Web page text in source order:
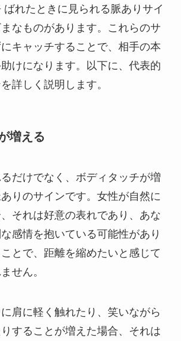
ばれたときに見られる脈ありサイ
なものがあります。これらのサ
キャッチすることで、相手の本
けになります。以下に、代表的
詳しく説明します。
増える
るだけでなく、ボディタッチが増
りのサインです。女性が自然に
それは好意の表れであり、あな
感情を抱いている可能性があり
とで、距離を縮めたいと感じて
せん。
肩に軽く触れたり、笑いながら
することが増えた場合、それは